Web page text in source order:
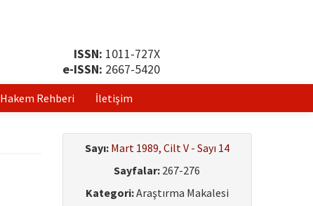
ISSN: 1011-727X
e-ISSN: 2667-5420
Hakem Rehberi İletişim
Sayı: Mart 1989, Cilt V - Sayı 14
Sayfalar: 267-276
Kategori:Araştırma Makalesi